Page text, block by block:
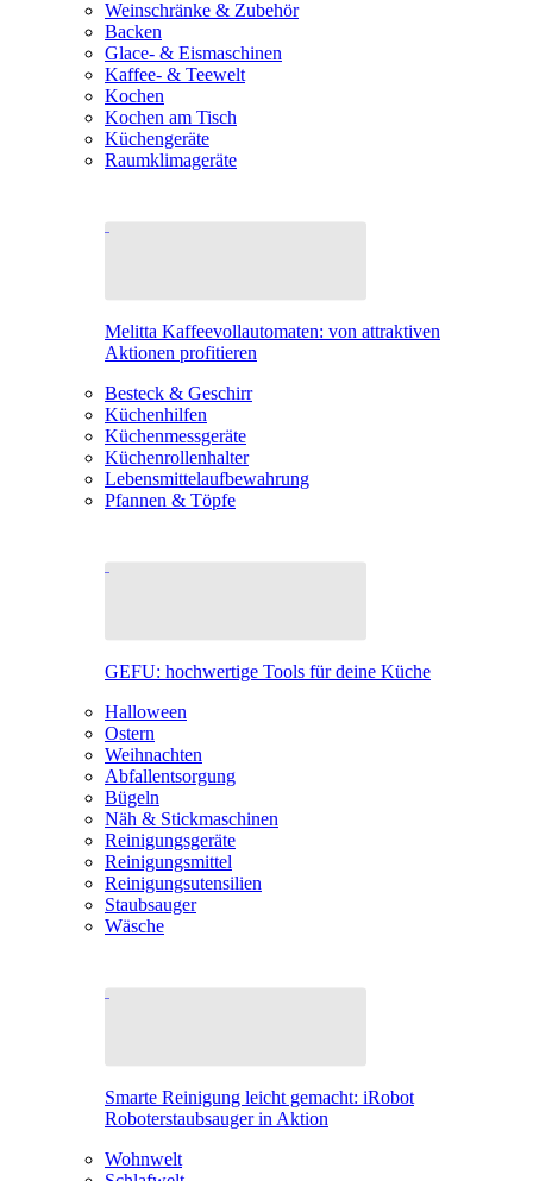
Weinschränke & Zubehör
Backen
Glace- & Eismaschinen
Kaffee- & Teewelt
Kochen
Kochen am Tisch
Küchengeräte
Raumklimageräte
Melitta Kaffeevollautomaten: von attraktiven
Aktionen profitieren
Besteck & Geschirr
Küchenhilfen
Küchenmessgeräte
Küchenrollenhalter
Lebensmittelaufbewahrung
Pfannen & Töpfe
GEFU: hochwertige Tools für deine Küche
Halloween
Ostern
Weihnachten
Abfallentsorgung
Bügeln
Näh & Stickmaschinen
Reinigungsgeräte
Reinigungsmittel
Reinigungsutensilien
Staubsauger
Wäsche
Smarte Reinigung leicht gemacht: iRobot
Roboterstaubsauger in Aktion
Wohnwelt